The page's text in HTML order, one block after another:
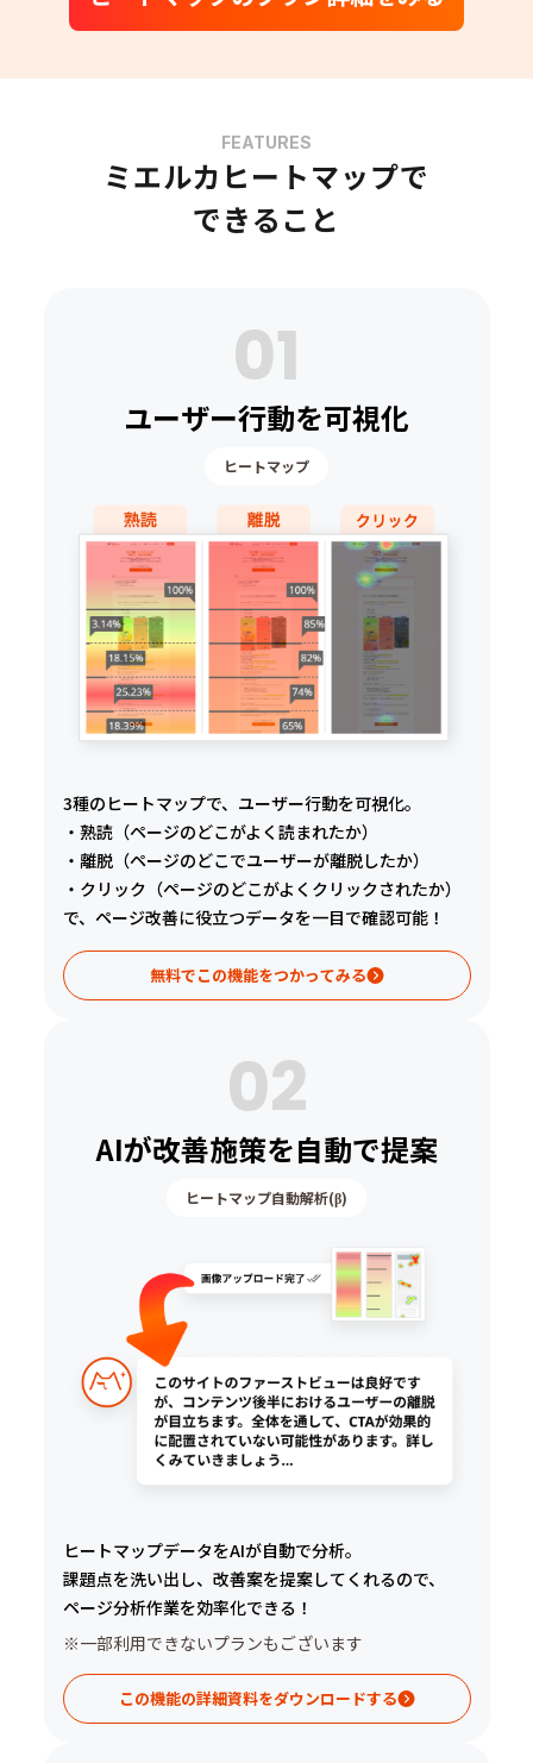
FEATURES
ミエルカヒートマップで
できること
01
ユーザー行動を可視化
ヒートマップ
3種のヒートマップで、ユーザー行動を可視化。
・熟読（ページのどこがよく読まれたか）
・離脱（ページのどこでユーザーが離脱したか）
・クリック（ページのどこがよくクリックされたか）
で、ページ改善に役立つデータを一目で確認可能！
無料でこの機能をつかってみる
02
AIが改善施策を自動で提案
ヒートマップ自動解析(β)
ヒートマップデータをAIが自動で分析。
課題点を洗い出し、改善案を提案してくれるので、
ページ分析作業を効率化できる！
※一部利用できないプランもございます
この機能の詳細資料をダウンロードする